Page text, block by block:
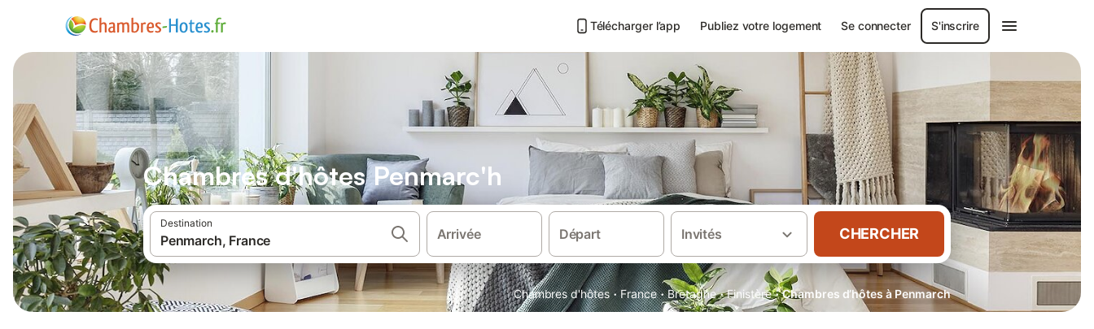
Télécharger l’app Publiez votre logement Se connecter S'inscrire
Chambres d'hôtes Penmarc'h
Destination
Arrivée Départ Invités CHERCHER
Chambres d'hôtes · France · Bretagne · Finistère · Chambres d’hôtes à Penmarch